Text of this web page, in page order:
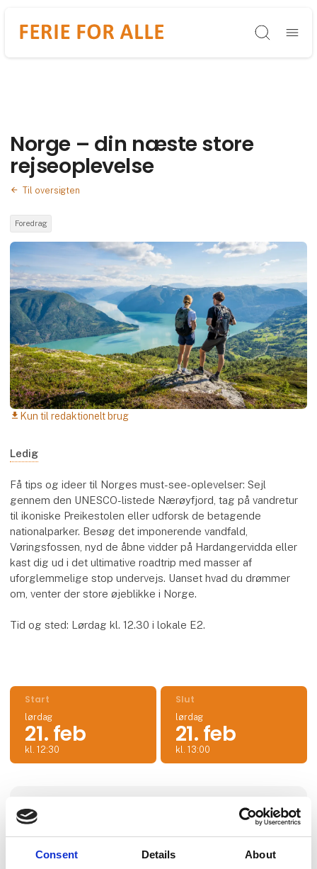
Consent Details About
Søg
Norge – din næste store
rejseoplevelse
Til oversigten
Foredrag
download Kun til redaktionelt brug
Ledig
Få tips og ideer til Norges must-see-oplevelser: Sejl
gennem den UNESCO-listede Nærøyfjord, tag på vandretur
til ikoniske Preikestolen eller udforsk de betagende
nationalparker. Besøg det imponerende vandfald,
Vøringsfossen, nyd de åbne vidder på Hardangervidda eller
kast dig ud i det ultimative roadtrip med masser af
uforglemmelige stop undervejs. Uanset hvad du drømmer
om, venter der store øjeblikke i Norge.
Tid og sted: Lørdag kl. 12.30 i lokale E2.
Start
lørdag
21. feb
kl. 12:30
Slut
lørdag
21. feb
kl. 13:00
Lokation
Lørdag kl. 12.20 i lokale E2.